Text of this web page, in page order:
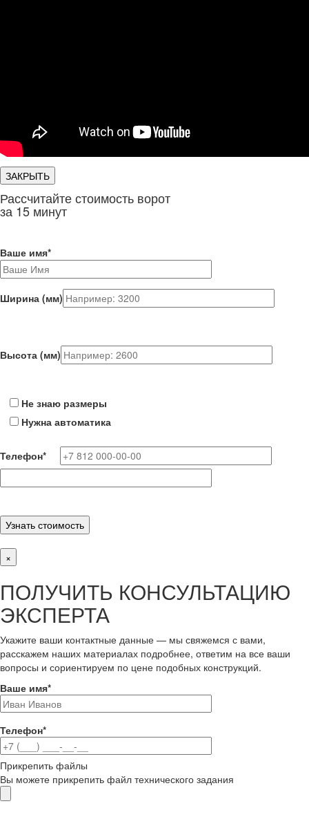
ЗАКРЫТЬ
Рассчитайте стоимость ворот
за 15 минут
Ваше имя*
Ширина (мм)
Высота (мм)
Не знаю размеры
Нужна автоматика
Телефон*
×
ПОЛУЧИТЬ КОНСУЛЬТАЦИЮ
ЭКСПЕРТА
Укажите ваши контактные данные — мы свяжемся с вами,
расскажем наших материалах подробнее, ответим на все ваши
вопросы и сориентируем по цене подобных конструкций.
Ваше имя*
Телефон*
Прикрепить файлы
Вы можете прикрепить файл технического задания